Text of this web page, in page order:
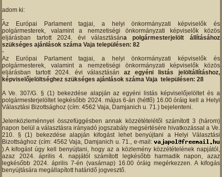
adom ki:
Az Európai Parlament tagjai, a helyi önkormányzati képviselők és
polgármesterek, valamint a nemzetiségi önkormányzati képviselők közös
eljárásban tartott 2024. évi választásána polgármesterjelölt állításához
szükséges ajánlások száma Vaja településen: 82
Az Európai Parlament tagjai, a helyi önkormányzati képviselők és
polgármesterek, valamint a nemzetiségi önkormányzati képviselők közös
eljárásban tartott 2024. évi választásánaz egyéni listás jelöltállításhoz,
képviselőjelöltséghez szükséges ajánlások száma Vaja településen: 28
A Ve. 307/G. § (1) bekezdése alapján az egyéni listás képviselőjelöltet és a
polgármesterjelöltet legkésőbb 2024. május 6-án (hétfő) 16.00 óráig kell a Helyi
Választási Bizottsághoz (cím: 4562 Vaja, Damjanich u. 71.) bejelenteni.
Jelenközleménnyel összefüggésben annak közzétételétől számított 3 (három)
napon belül a választásra irányadó jogszabály megsértésére hivatkozással a Ve.
210. § (1) bekezdése alapján kifogást lehet benyújtani a Helyi Választási
Bizottsághoz (cím: 4562 Vaja, Damjanich u. 71., e-mail:
).A kifogást úgy kell benyújtani, hogy az a közlemény közzétételének napjától,
azaz 2024. április 4. napjától számított legkésőbb harmadik napon, azaz
legkésőbb 2024. április 7-én (vasárnap) 16.00 óráig megérkezzen. A kifogás
benyújtására megállapított határidő jogvesztő.